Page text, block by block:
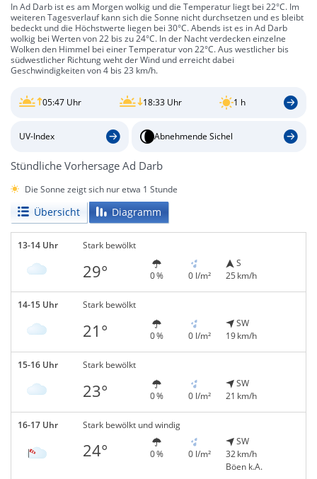
In Ad Darb ist es am Morgen wolkig und die Temperatur liegt bei 22°C. Im
weiteren Tagesverlauf kann sich die Sonne nicht durchsetzen und es bleibt
bedeckt und die Höchstwerte liegen bei 30°C. Abends ist es in Ad Darb
wolkig bei Werten von 22 bis zu 24°C. In der Nacht verdecken einzelne
Wolken den Himmel bei einer Temperatur von 22°C. Aus westlicher bis
südwestlicher Richtung weht der Wind und erreicht dabei
Geschwindigkeiten von 4 bis 23 km/h.
05:47 Uhr 18:33 Uhr 1 h
UV-Index Abnehmende Sichel
Stündliche Vorhersage Ad Darb
Die Sonne zeigt sich nur etwa 1 Stunde
Übersicht Diagramm
13-14 Uhr Stark bewölkt
29° 0 % 0 l/m²
S
25 km/h
14-15 Uhr Stark bewölkt
21° 0 % 0 l/m²
SW
19 km/h
15-16 Uhr Stark bewölkt
23° 0 % 0 l/m²
SW
21 km/h
16-17 Uhr Stark bewölkt und windig
24° 0 % 0 l/m²
SW
32 km/h
Böen k.A.